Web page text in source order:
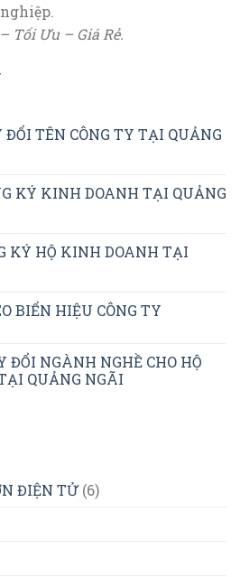
Tối Ưu – Giá Rẻ.
TÊN CÔNG TY TẠI QUẢNG
KÝ KINH DOANH TẠI QUẢNG
KÝ HỘ KINH DOANH TẠI
BIỂN HIỆU CÔNG TY
ĐỔI NGÀNH NGHỀ CHO HỘ
QUẢNG NGÃI
ĐIỆN TỬ(6)